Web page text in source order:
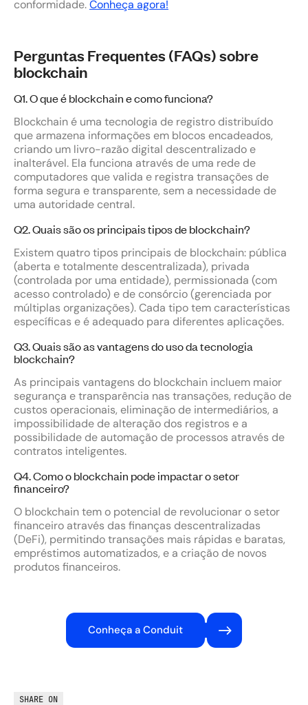
SHARE ON
conformidade.Conheça agora!
Perguntas Frequentes (FAQs) sobre
blockchain
Q1. O que é blockchain e como funciona?
Blockchain é uma tecnologia de registro distribuído
que armazena informações em blocos encadeados,
criando um livro-razão digital descentralizado e
inalterável. Ela funciona através de uma rede de
computadores que valida e registra transações de
forma segura e transparente, sem a necessidade de
uma autoridade central.
Q2. Quais são os principais tipos de blockchain?
Existem quatro tipos principais de blockchain: pública
(aberta e totalmente descentralizada), privada
(controlada por uma entidade), permissionada (com
acesso controlado) e de consórcio (gerenciada por
múltiplas organizações). Cada tipo tem características
específicas e é adequado para diferentes aplicações.
Q3. Quais são as vantagens do uso da tecnologia
blockchain?
As principais vantagens do blockchain incluem maior
segurança e transparência nas transações, redução de
custos operacionais, eliminação de intermediários, a
impossibilidade de alteração dos registros e a
possibilidade de automação de processos através de
contratos inteligentes.
Q4. Como o blockchain pode impactar o setor
financeiro?
O blockchain tem o potencial de revolucionar o setor
financeiro através das finanças descentralizadas
(DeFi), permitindo transações mais rápidas e baratas,
empréstimos automatizados, e a criação de novos
produtos financeiros.
Conheça a Conduit